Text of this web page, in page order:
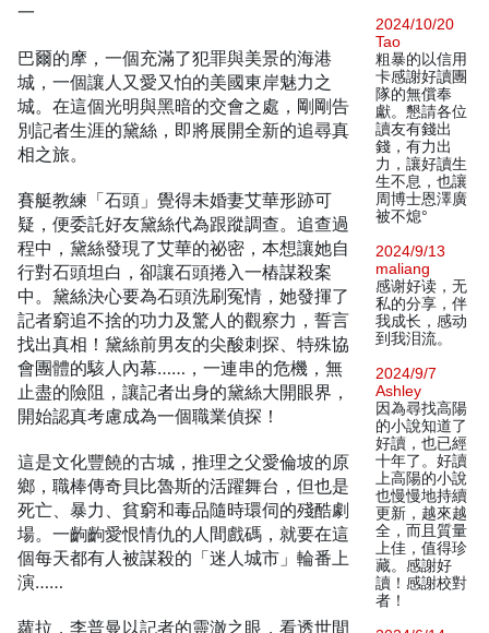
一
巴爾的摩，一個充滿了犯罪與美景的海港
城，一個讓人又愛又怕的美國東岸魅力之
城。在這個光明與黑暗的交會之處，剛剛告
別記者生涯的黛絲，即將展開全新的追尋真
相之旅。
賽艇教練「石頭」覺得未婚妻艾華形跡可
疑，便委託好友黛絲代為跟蹤調查。追查過
程中，黛絲發現了艾華的祕密，本想讓她自
行對石頭坦白，卻讓石頭捲入一樁謀殺案
中。黛絲決心要為石頭洗刷冤情，她發揮了
記者窮追不捨的功力及驚人的觀察力，誓言
找出真相！黛絲前男友的尖酸刺探、特殊協
會團體的駭人內幕……，一連串的危機，無
止盡的險阻，讓記者出身的黛絲大開眼界，
開始認真考慮成為一個職業偵探！
這是文化豐饒的古城，推理之父愛倫坡的原
鄉，職棒傳奇貝比魯斯的活躍舞台，但也是
死亡、暴力、貧窮和毒品隨時環伺的殘酷劇
場。一齣齣愛恨情仇的人間戲碼，就要在這
個每天都有人被謀殺的「迷人城市」輪番上
演……
蘿拉．李普曼以記者的靈澈之眼，看透世間
2024/10/20
Tao
粗暴的以信用
卡感謝好讀團
隊的無償奉
獻。懇請各位
讀友有錢出
錢，有力出
力，讓好讀生
生不息，也讓
周博士恩澤廣
被不熄°
2024/9/13
maliang
感谢好读，无
私的分享，伴
我成长，感动
到我泪流。
2024/9/7
Ashley
因為尋找高陽
的小說知道了
好讀，也已經
十年了。好讀
上高陽的小說
也慢慢地持續
更新，越來越
全，而且質量
上佳，值得珍
藏。感謝好
讀！感謝校對
者！